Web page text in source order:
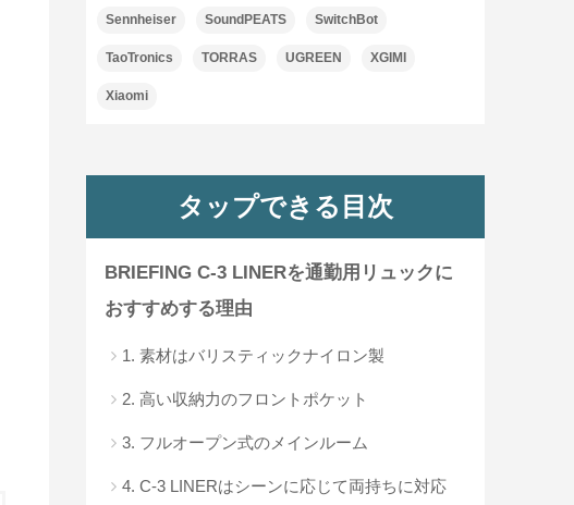
Sennheiser SoundPEATS SwitchBot
TaoTronics TORRAS UGREEN XGIMI
Xiaomi
タップできる目次
BRIEFING C-3 LINERを通勤用リュックに
おすすめする理由
1. 素材はバリスティックナイロン製
2. 高い収納力のフロントポケット
3. フルオープン式のメインルーム
4. C-3 LINERはシーンに応じて両持ちに対応